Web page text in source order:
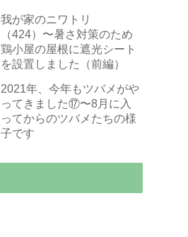
我が家のニワトリ
（424）〜暑さ対策のため
鶏小屋の屋根に遮光シート
を設置しました（前編）
2021年、今年もツバメがや
ってきました⑰〜8月に入
ってからのツバメたちの様
子です